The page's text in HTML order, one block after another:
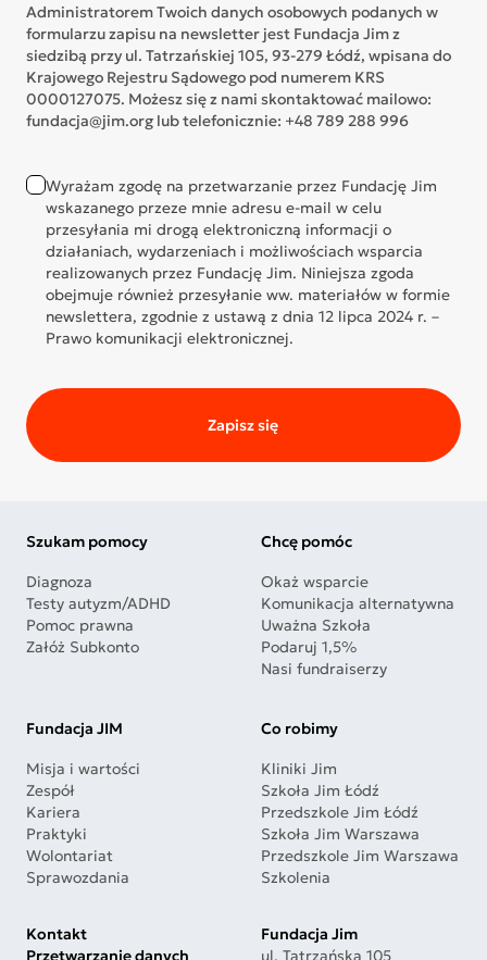
Administratorem Twoich danych osobowych podanych w
formularzu zapisu na newsletter jest Fundacja Jim z
siedzibą przy ul. Tatrzańskiej 105, 93-279 Łódź, wpisana do
Krajowego Rejestru Sądowego pod numerem KRS
0000127075. Możesz się z nami skontaktować mailowo:
fundacja@jim.org lub telefonicznie: +48 789 288 996
Wyrażam zgodę na przetwarzanie przez Fundację Jim
wskazanego przeze mnie adresu e-mail w celu
przesyłania mi drogą elektroniczną informacji o
działaniach, wydarzeniach i możliwościach wsparcia
realizowanych przez Fundację Jim. Niniejsza zgoda
obejmuje również przesyłanie ww. materiałów w formie
newslettera, zgodnie z ustawą z dnia 12 lipca 2024 r. –
Prawo komunikacji elektronicznej.
Zapisz się
Szukam pomocy
Diagnoza
Testy autyzm/ADHD
Pomoc prawna
Załóż Subkonto
Chcę pomóc
Okaż wsparcie
Komunikacja alternatywna
Uważna Szkoła
Podaruj 1,5%
Nasi fundraiserzy
Fundacja JIM
Misja i wartości
Zespół
Kariera
Praktyki
Wolontariat
Sprawozdania
Co robimy
Kliniki Jim
Szkoła Jim Łódź
Przedszkole Jim Łódź
Szkoła Jim Warszawa
Przedszkole Jim Warszawa
Szkolenia
Kontakt
Przetwarzanie danych
Fundacja Jim
ul. Tatrzańska 105